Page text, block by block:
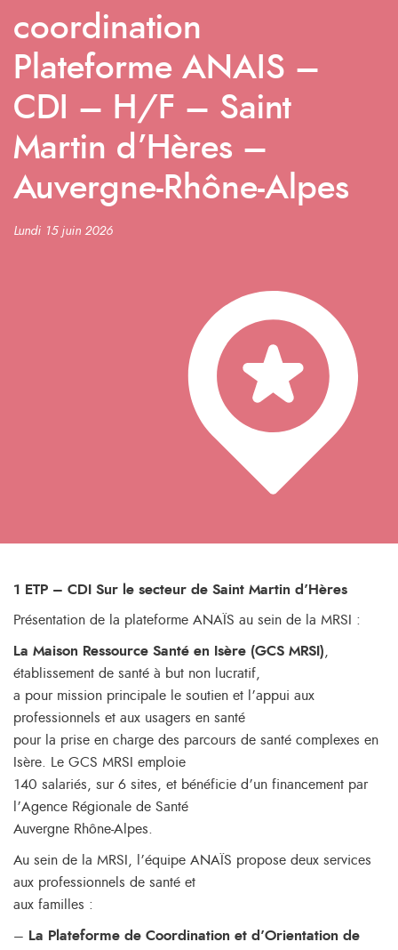
coordination
Plateforme ANAIS –
CDI – H/F – Saint
Martin d’Hères –
Auvergne-Rhône-Alpes
Lundi 15 juin 2026
1 ETP – CDI Sur le secteur de Saint Martin d’Hères
Présentation de la plateforme ANAÏS au sein de la MRSI :
La Maison Ressource Santé en Isère (GCS MRSI)
établissement de santé à but non lucratif,
a pour mission principale le soutien et l’appui aux
professionnels et aux usagers en santé
pour la prise en charge des parcours de santé complexes en
Isère. Le GCS MRSI emploie
140 salariés, sur 6 sites, et bénéficie d’un financement par
l’Agence Régionale de Santé
Auvergne Rhône-Alpes.
Au sein de la MRSI, l’équipe ANAÏS propose deux services
aux professionnels de santé et
aux familles :
– La Plateforme de Coordination et d’Orientation de